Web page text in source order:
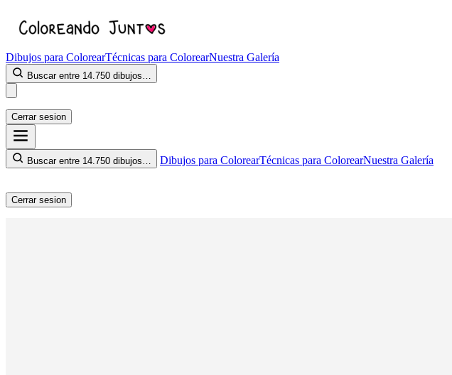
Dibujos para ColorearTécnicas para ColorearNuestra Galería
Buscar entre 14.750 dibujos…
Cerrar sesion
Buscar entre 14.750 dibujos… Dibujos para ColorearTécnicas para ColorearNuestra Galería
Cerrar sesion